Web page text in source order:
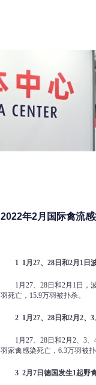
2022年2月国际禽流
1 1月 27、 28日和2月 1日
1月27、28日和2月1日，
羽死亡，15.9万羽被扑杀。
2 1月 27、 28日和2月 2、 3
1月27、28日和2月2、3
羽家禽感染死亡，6.3万羽被扑
3 2月 7日德国发生1起野